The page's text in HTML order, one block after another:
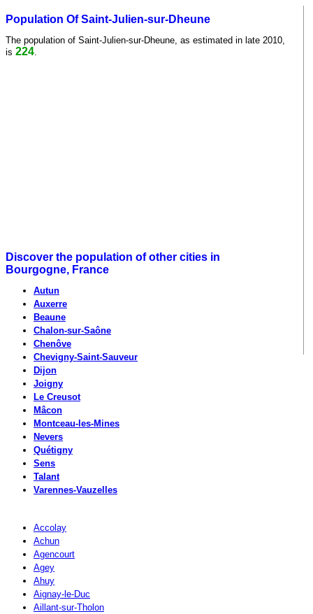
Population Of Saint-Julien-sur-Dheune
The population of Saint-Julien-sur-Dheune, as estimated in late 2010,
is 224
Discover the population of other cities in
Bourgogne, France
Autun
Auxerre
Beaune
Chalon-sur-Saône
Chenôve
Chevigny-Saint-Sauveur
Dijon
Joigny
Le Creusot
Mâcon
Montceau-les-Mines
Nevers
Quétigny
Sens
Talant
Varennes-Vauzelles
Accolay
Achun
Agencourt
Agey
Ahuy
Aignay-le-Duc
Aillant-sur-Tholon